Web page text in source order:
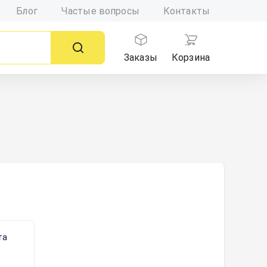
Блог Частые вопросы Контакты
Заказы
Корзина